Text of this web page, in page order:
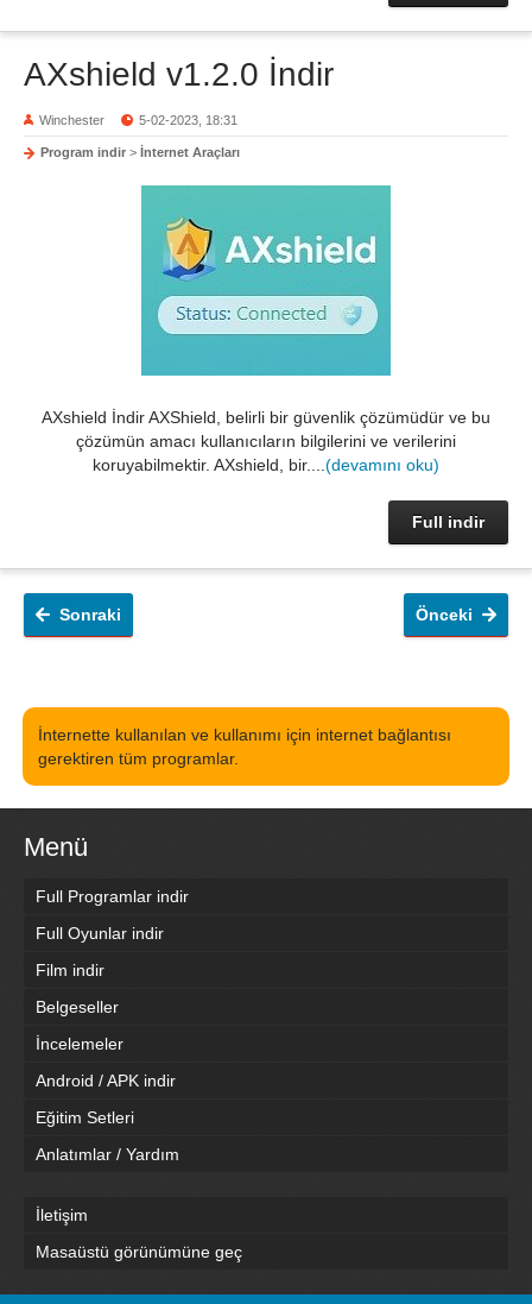
AXshield v1.2.0 İndir
Winchester 5-02-2023, 18:31
Program indir > İnternet Araçları
AXshield İndir AXShield, belirli bir güvenlik çözümüdür ve bu
çözümün amacı kullanıcıların bilgilerini ve verilerini
koruyabilmektir. AXshield, bir.... (devamını oku)
Full indir
Önceki
Sonraki
İnternette kullanılan ve kullanımı için internet bağlantısı
gerektiren tüm programlar.
Menü
Full Programlar indir
Full Oyunlar indir
Film indir
Belgeseller
İncelemeler
Android / APK indir
Eğitim Setleri
Anlatımlar / Yardım
İletişim
Masaüstü görünümüne geç